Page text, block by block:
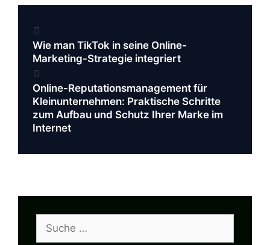
Beitrags-
Navigation
Wie man TikTok in seine Online-
Marketing-Strategie integriert
Online-Reputationsmanagement für
Kleinunternehmen: Praktische Schritte
zum Aufbau und Schutz Ihrer Marke im
Internet
nach: